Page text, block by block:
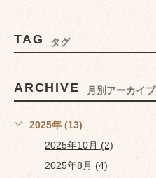
TAG タグ
ARCHIVE 月別アーカイブ
2025年 (13)
2025年10月 (2)
2025年8月 (4)